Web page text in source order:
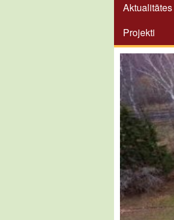
Aktualitātes
Projekti